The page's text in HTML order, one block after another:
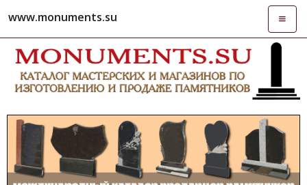
www.monuments.su